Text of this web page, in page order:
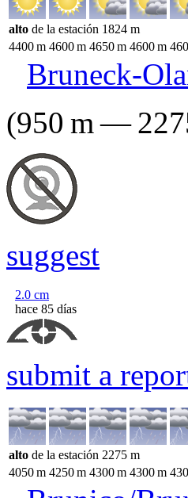
alto de la estación 1824 m
4400m 4600m 4650m 4600m
Bruneck-
(950 m—
suggest
2.0 cm
hace 85 días
submit a
alto de la estación 2275 m
4050m 4250m 4300m 4300m